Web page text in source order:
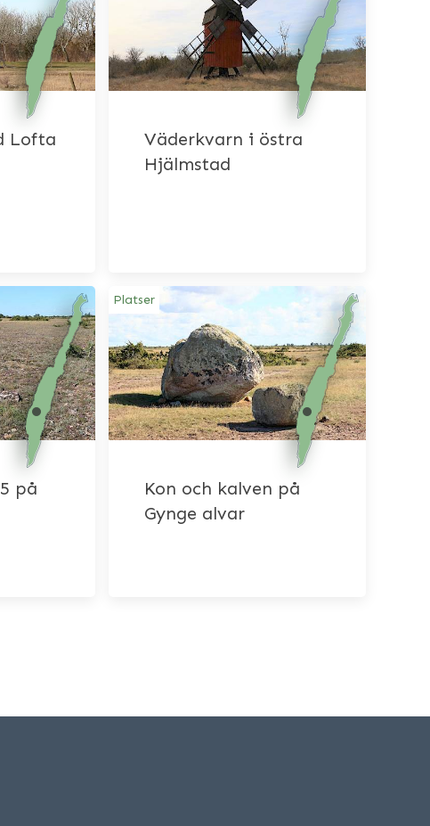
Lofta
Väderkvarn i östra
Hjälmstad
på
Platser
Kon och kalven på
Gynge alvar